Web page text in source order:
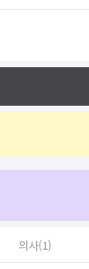
의사(1)